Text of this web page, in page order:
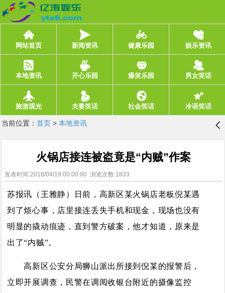
󰄫
网站首页
󰀦
新闻资讯
󰁼
健康乐园
󰃙
娱乐资讯
󰆼
本地资讯
󰀬
开心乐园
󰇴
爆笑乐园
󰅋
男女笑话
󰀽
旅游观光
󰇗
夫妻笑话
󰂹
社会笑话
󰁟
冷语笑话
当前位置： 首页> 本地资讯 󰊒
火锅店接连被盗竟是“内贼”作案
发表时间:2018/04/19 00:00:00 浏览次数:1833
苏报讯（王雅静）日前，高新区某火锅店老板倪某遇
到了烦心事，店里接连丢失手机和现金，现场也没有
明显的撬动痕迹，直到警方破案，他才知道，原来是
出了“内贼”。
高新区公安分局狮山派出所接到倪某的报警后，
立即开展调查，民警在调阅收银台附近的摄像监控